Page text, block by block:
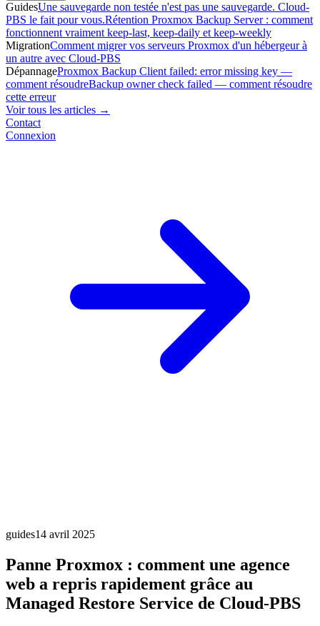
GuidesUne sauvegarde non testée n'est pas une sauvegarde. Cloud-
PBS le fait pour vous.Rétention Proxmox Backup Server : comment
fonctionnent vraiment keep-last, keep-daily et keep-weekly
MigrationComment migrer vos serveurs Proxmox d'un hébergeur à
un autre avec Cloud-PBS
DépannageProxmox Backup Client failed: error missing key —
comment résoudreBackup owner check failed — comment résoudre
cette erreur
Voir tous les articles →
Contact
Connexion
guides14 avril 2025
Panne Proxmox : comment une agence
web a repris rapidement grâce au
Managed Restore Service de Cloud-PBS